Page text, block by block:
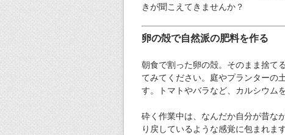
きが聞こえてきませんか？
卵の殻で自然派の肥料を作る
朝食で割った卵の殻。そのまま捨て
てみてください。庭やプランターの
す。トマトやバラなど、カルシウム
砕く作業中は、なんだか自分が昔な
り戻しているような感覚に包まれます